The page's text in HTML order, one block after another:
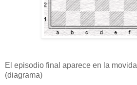
El episodio final aparece en la movida
(diagrama)